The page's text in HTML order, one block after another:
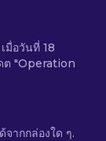
มื่อวันที่ 18
ต "Operation
ากกล่องใด ๆ.